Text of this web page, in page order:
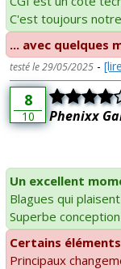
C'est toujours
... avec quelques
testé le 29/05/2025 -
8
10 Phenixx
Un excellent
Blagues qui
Superbe
Certains
Principaux